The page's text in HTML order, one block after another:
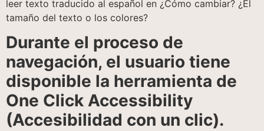
leer texto traducido al español en ¿Cómo cambiar? ¿El
tamaño del texto o los colores?
Durante el proceso de
navegación, el usuario tiene
disponible la herramienta de
One Click Accessibility
(Accesibilidad con un clic).